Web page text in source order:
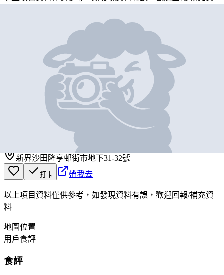
魚毛蝦仔
新界沙田隆亨邨街市地下31-32號
打卡 帶我去
以上項目資料僅供參考，如發現資料有誤，歡迎回報/補充資
料
地圖位置
用戶食評
食評